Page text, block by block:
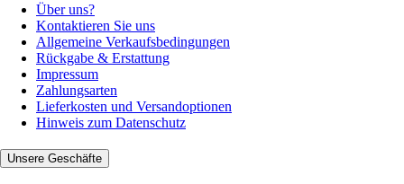
Über uns?
Kontaktieren Sie uns
Allgemeine Verkaufsbedingungen
Rückgabe & Erstattung
Impressum
Zahlungsarten
Lieferkosten und Versandoptionen
Hinweis zum Datenschutz
Unsere Geschäfte